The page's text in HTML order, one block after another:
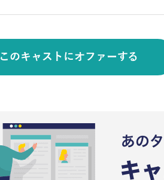
このキャストにオファーする